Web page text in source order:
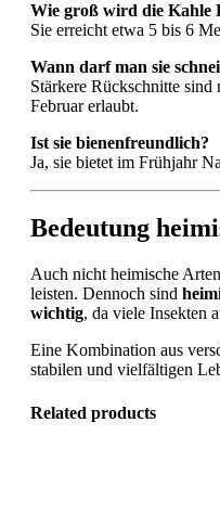
Wie groß wird die Kahle
Sie erreicht etwa 5 bis 6
Wann darf man sie
Stärkere Rückschnitte
Februar erlaubt.
Ist sie bienenfreundlich?
Ja, sie bietet im Frühjahr
Bedeutung
Auch nicht heimische
leisten. Dennoch sind
wichtig, da viele Insekten
Eine Kombination aus
stabilen und vielfältigen
Related products